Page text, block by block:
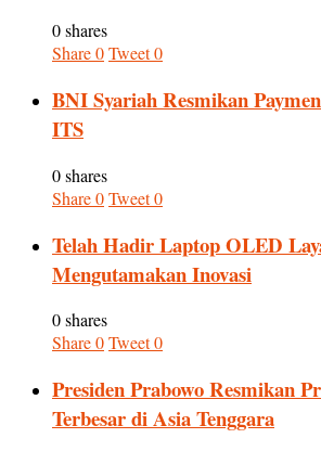
0 shares
Share0Tweet0
BNI Syariah Resmikan
ITS
0 shares
Share0Tweet0
Telah Hadir Laptop OLED
Mengutamakan Inovasi
0 shares
Share0Tweet0
Presiden Prabowo Resmikan
Terbesar di Asia Tenggara